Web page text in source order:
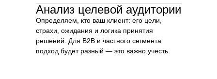
Анализ целевой аудитории
Определяем, кто ваш клиент: его цели,
страхи, ожидания и логика принятия
решений. Для B2B и частного сегмента
подход будет разный — это важно учесть.
занимает на рынке.
Мы часто видим, как компании заказывают
сайт или логотип, не определив смыслы.
Результат — фирменный стиль «как у всех»:
— очередной домик в логотипе,
— тексты в духе «мы строим надёжно»,